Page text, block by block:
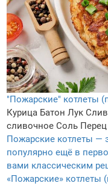
"Пожарские" котлеты
Курица Батон Лук
сливочное Соль Перец
Пожарские котлеты —
популярно ещё в
вами классическим
«Пожарские» котлеты